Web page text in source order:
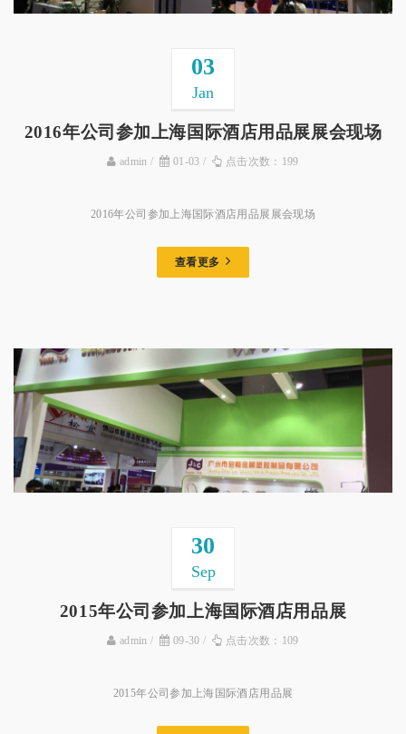
03
Jan
2016年公司参加上海国际酒店用品展展会现场
admin 01-03 点击次数：199
2016年公司参加上海国际酒店用品展展会现场
查看更多
30
Sep
2015年公司参加上海国际酒店用品展
admin 09-30 点击次数：109
2015年公司参加上海国际酒店用品展